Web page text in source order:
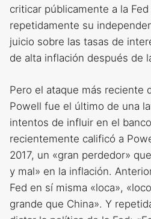
criticar públicamente a la
repetidamente su
juicio sobre las tasas de
de alta inflación después de
Pero el ataque más reciente
Powell fue el último de una
intentos de influir en el
recientemente calificó a
2017, un «gran perdedor»
y mal» en la inflación.
Fed en sí misma «loca»,
grande que China». Y